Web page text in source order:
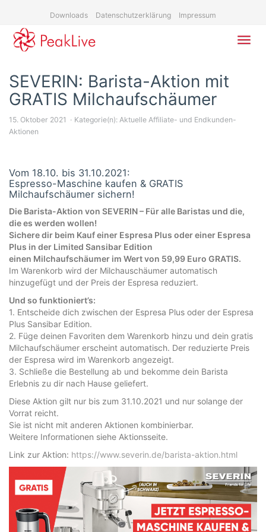
content
Downloads Datenschutzerklärung Impressum
SEVERIN: Barista-Aktion mit
GRATIS Milchaufschäumer
15. Oktober 2021 Kategorie(n): Aktuelle Affiliate- und Endkunden-
Aktionen
Vom 18.10. bis 31.10.2021:
Espresso-Maschine kaufen & GRATIS
Milchaufschäumer sichern!
Die Barista-Aktion von SEVERIN – Für alle Baristas und die,
die es werden wollen!
Sichere dir beim Kauf einer Espresa Plus oder einer Espresa
Plus in der Limited Sansibar Edition
einen Milchaufschäumer im Wert von 59,99 Euro GRATIS.
Im Warenkorb wird der Milchauschäumer automatisch
hinzugefügt und der Preis der Espresa reduziert.
Und so funktioniert’s:
1. Entscheide dich zwischen der Espresa Plus oder der Espresa
Plus Sansibar Edition.
2. Füge deinen Favoriten dem Warenkorb hinzu und dein gratis
Milchaufschäumer erscheint automatisch. Der reduzierte Preis
der Espresa wird im Warenkorb angezeigt.
3. Schließe die Bestellung ab und bekomme dein Barista
Erlebnis zu dir nach Hause geliefert.
Diese Aktion gilt nur bis zum 31.10.2021 und nur solange der
Vorrat reicht.
Sie ist nicht mit anderen Aktionen kombinierbar.
Weitere Informationen siehe Aktionsseite.
Link zur Aktion: https://www.severin.de/barista-aktion.html